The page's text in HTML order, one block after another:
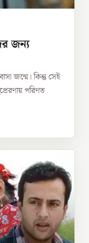
জন্য
জন্মে। কিন্তু সেই
পরিণত